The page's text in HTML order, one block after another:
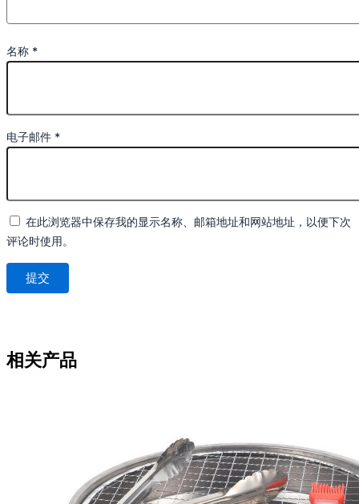
名称 *
电子邮件 *
在此浏览器中保存我的显示名称、邮箱地址和网站地址，以便下次
评论时使用。
相关产品